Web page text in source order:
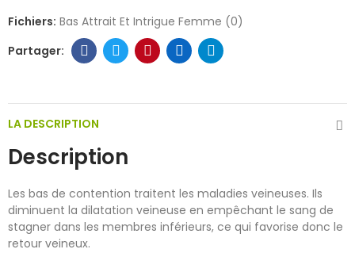
Fichiers: Bas Attrait Et Intrigue Femme (0)
LA DESCRIPTION
Description
Les bas de contention traitent les maladies veineuses. Ils
diminuent la dilatation veineuse en empêchant le sang de
stagner dans les membres inférieurs, ce qui favorise donc le
retour veineux.